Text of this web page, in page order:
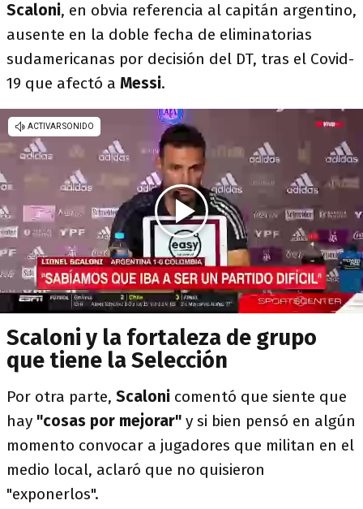
Scaloni, en obvia referencia al capitán argentino,
ausente en la doble fecha de eliminatorias
sudamericanas por decisión del DT, tras el Covid-
19 que afectó a Messi.
Scaloni y la fortaleza de grupo
que tiene la Selección
Por otra parte, Scaloni comentó que siente que
hay "cosas por mejorar" y si bien pensó en algún
momento convocar a jugadores que militan en el
medio local, aclaró que no quisieron
"exponerlos".